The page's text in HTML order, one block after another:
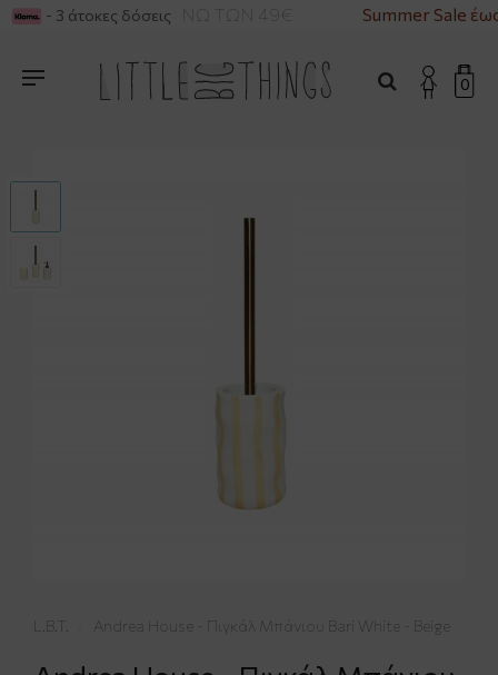
ΓΙΑ ΑΓΟΡΕΣ ΑΝΩ ΤΩΝ 49€ Summer Sale
- 3 άτοκες δόσεις
0
L.B.T. Andrea House - Πιγκάλ Μπάνιου Bari White - Beige